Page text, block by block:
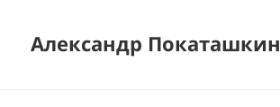
Александр Покаташкин